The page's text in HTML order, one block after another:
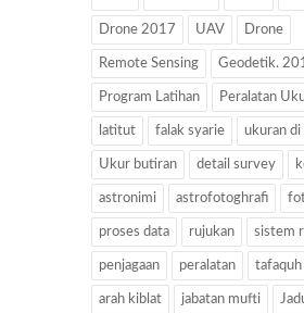
Drone 2017 UAV Drone
Remote Sensing Geodetik.
Program Latihan Peralatan
latitut falak syarie ukuran di
Ukur butiran detail survey
astronimi astrofotoghrafi
proses data rujukan sistem
penjagaan peralatan tafaquh
arah kiblat jabatan mufti